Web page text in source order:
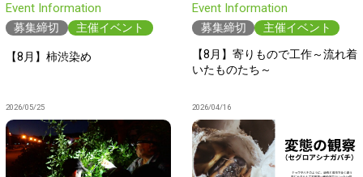
Event Information
募集締切 主催イベント
【8月】柿渋染め
Event Information
募集締切 主催イベント
【8月】寄りもので工作～流れ着
いたものたち～
2026/05/25 2026/04/16